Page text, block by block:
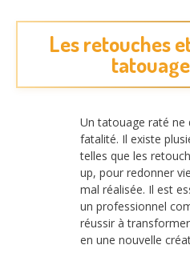
Les retouches
Un tatouage raté ne
fatalité. Il existe
telles que les
up, pour redonner
mal réalisée. Il est
un professionnel
réussir à
en une nouvelle